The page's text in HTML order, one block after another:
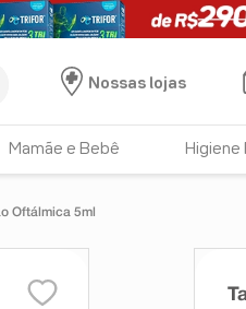
Nossas lojas
Mamãe e Bebê Higiene
Oftálmica 5ml